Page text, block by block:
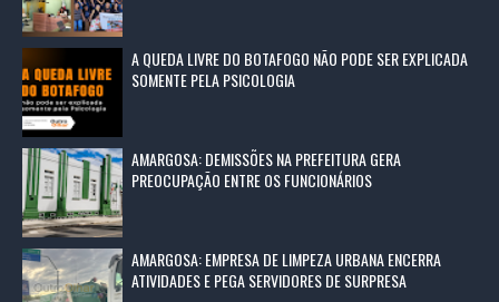
A QUEDA LIVRE DO BOTAFOGO NÃO PODE SER EXPLICADA
SOMENTE PELA PSICOLOGIA
AMARGOSA: DEMISSÕES NA PREFEITURA GERA
PREOCUPAÇÃO ENTRE OS FUNCIONÁRIOS
AMARGOSA: EMPRESA DE LIMPEZA URBANA ENCERRA
ATIVIDADES E PEGA SERVIDORES DE SURPRESA